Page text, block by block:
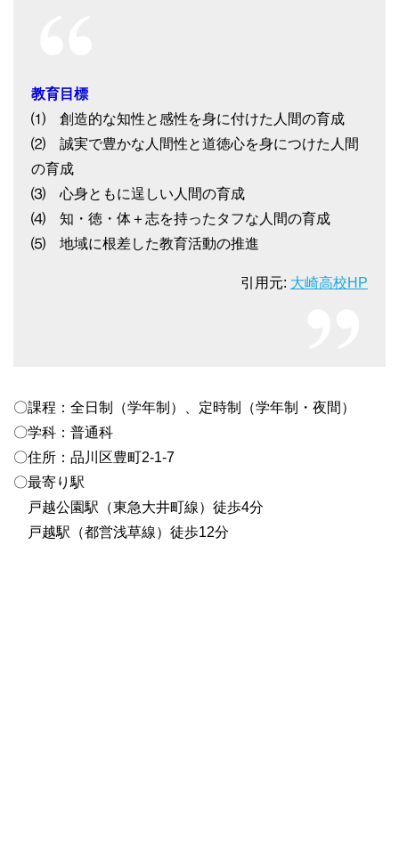
教育目標
⑴ 創造的な知性と感性を身に付けた人間の育成
⑵ 誠実で豊かな人間性と道徳心を身につけた人間
の育成
⑶ 心身ともに逞しい人間の育成
⑷ 知・徳・体＋志を持ったタフな人間の育成
⑸ 地域に根差した教育活動の推進
引用元: 大崎高校HP
〇課程：全日制（学年制）、定時制（学年制・夜間）
〇学科：普通科
〇住所：品川区豊町2-1-7
〇最寄り駅
戸越公園駅（東急大井町線）徒歩4分
戸越駅（都営浅草線）徒歩12分